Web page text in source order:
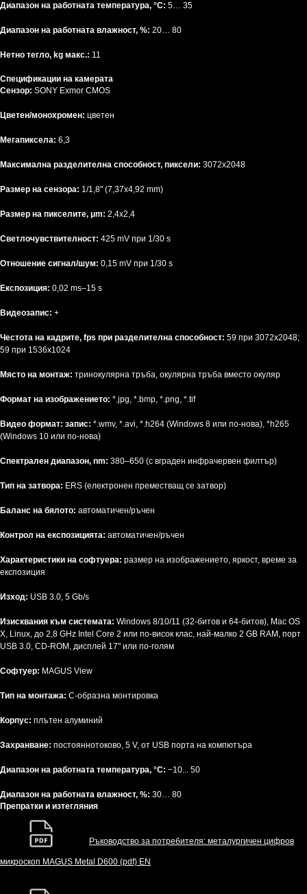
Диапазон на работната температура, °C: 5… 35
Диапазон на работната влажност, %: 20… 80
Нетно тегло, kg макс.: 11
Спецификации на камерата
Сензор: SONY Exmor CMOS
Цветен/монохромен: цветен
Мегапиксела: 6,3
Максимална разделителна способност, пиксели: 3072x2048
Размер на сензора: 1/1,8" (7,37x4,92 mm)
Размер на пикселите, μm: 2,4x2,4
Светлочувствителност: 425 mV при 1/30 s
Отношение сигнал/шум: 0,15 mV при 1/30 s
Експозиция: 0,02 ms–15 s
Видеозапис: +
Честота на кадрите, fps при разделителна способност: 59 при 3072x2048;
59 при 1536x1024
Място на монтаж: тринокулярна тръба, окулярна тръба вместо окуляр
Формат на изображението: *.jpg, *.bmp, *.png, *.tif
Видео формат: запис: *.wmv, *.avi, *.h264 (Windows 8 или по-нова), *h265
(Windows 10 или по-нова)
Спектрален диапазон, nm: 380–650 (с вграден инфрачервен филтър)
Тип на затвора: ERS (електронен преместващ се затвор)
Баланс на бялото: автоматичен/ръчен
Контрол на експозицията: автоматичен/ръчен
Характеристики на софтуера: размер на изображението, яркост, време за
експозиция
Изход: USB 3.0, 5 Gb/s
Изисквания към системата: Windows 8/10/11 (32-битов и 64-битов), Mac OS
X, Linux, до 2,8 GHz Intel Core 2 или по-висок клас, най-малко 2 GB RAM, порт
USB 3.0, CD-ROM, дисплей 17" или по-голям
Софтуер: MAGUS View
Тип на монтажа: C-образна монтировка
Корпус: плътен алуминий
Захранване: постояннотоково, 5 V, от USB порта на компютъра
Диапазон на работната температура, °C: −10... 50
Диапазон на работната влажност, %: 30… 80
Препратки и изтегляния
Ръководство за потребителя: металургичен цифров
микроскоп MAGUS Metal D600 (pdf) EN